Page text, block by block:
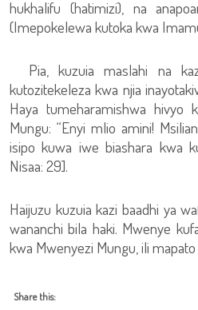
hukhalifu (hatimizi), na
(Imepokelewa kutoka kwa
Pia, kuzuia maslahi na
kutozitekeleza kwa njia
Haya tumeharamishwa hivyo
Mungu: “Enyi mlio amini!
isipo kuwa iwe biashara kwa
Nisaa: 29].
Haijuzu kuzuia kazi baadhi ya
wananchi bila haki. Mwenye
kwa Mwenyezi Mungu, ili
Share this: